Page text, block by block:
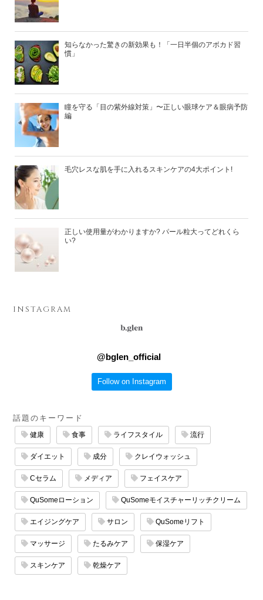
知らなかった驚きの新効果も！「一日半個のアボカド習
慣」
瞳を守る「目の紫外線対策」〜正しい眼球ケア＆眼病予防
編
毛穴レスな肌を手に入れるスキンケアの4大ポイント!
正しい使用量がわかりますか? パール粒大ってどれくら
い?
INSTAGRAM
@bglen_official
Follow on Instagram
話題のキーワード
健康 食事 ライフスタイル 流行
ダイエット 成分 クレイウォッシュ
Cセラム メディア フェイスケア
QuSomeローション QuSomeモイスチャーリッチクリーム
エイジングケア サロン QuSomeリフト
マッサージ たるみケア 保湿ケア
スキンケア 乾燥ケア